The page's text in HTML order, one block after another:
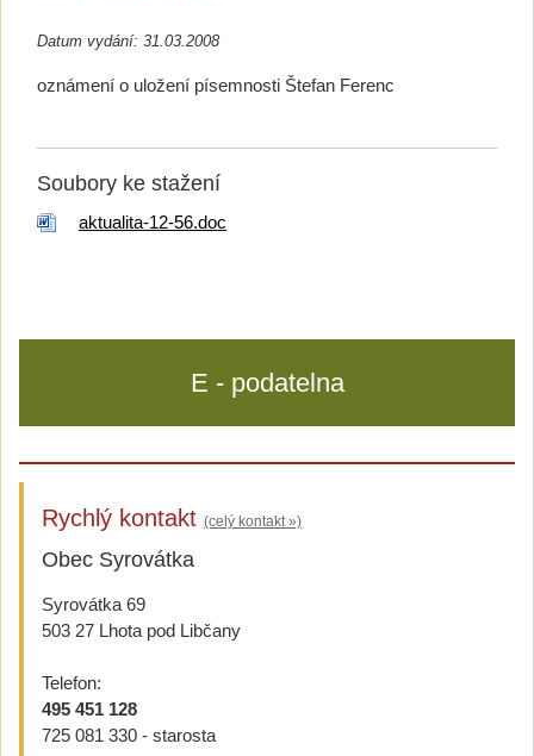
Datum vydání: 31.03.2008
oznámení o uložení písemnosti Štefan Ferenc
Soubory ke stažení
aktualita-12-56.doc
E - podatelna
Rychlý kontakt (celý kontakt »)
Obec Syrovátka
Syrovátka 69
503 27 Lhota pod Libčany
Telefon:
495 451 128
725 081 330 - starosta